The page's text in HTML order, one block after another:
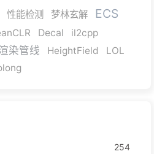
性能检测 梦林玄解 ECS
Decal
il2cpp
染管线 HeightField
LOL
254